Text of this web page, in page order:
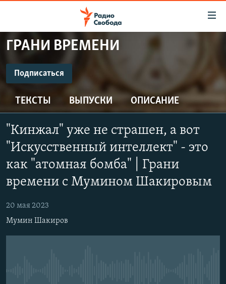
упрощенного
Вернуться
основному
содержанию
Вернутся
главной
навигации
поиску
ПРОГРАММЫ
ПОДКАСТЫ
МНЕНИЯ
КУЛЬТУРА
IDEL.РЕАЛИИ
КАВКАЗ.РЕАЛИИ
СИБИРЬ.РЕАЛИИ
РАСПИСАНИЕ ВЕЩАНИЯ
ГРАНИ ВРЕМЕНИ
Подписаться
ПОДПИСАТЬСЯ
CastBox
Подписаться
ТЕКСТЫ ВЫПУСКИ ОПИСАНИЕ
"Кинжал" уже не страшен, а вот
"Искусственный интеллект" - это
как "атомная бомба" | Грани
времени с Мумином Шакировым
20 мая 2023
Мумин Шакиров